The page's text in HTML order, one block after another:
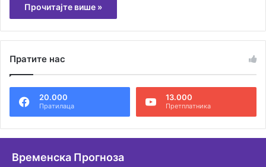
Прочитајте више »
Пратите нас
20.000
Пратилаца
13.000
Претплатника
Временска Прогноза